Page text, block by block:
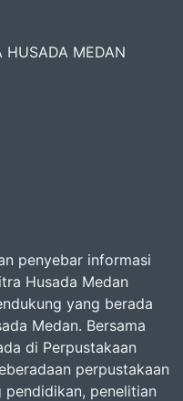
HUSADA MEDAN
penyebar informasi
Husada Medan
yang berada
Medan. Bersama
di Perpustakaan
perpustakaan
pendidikan, penelitian